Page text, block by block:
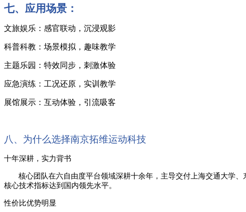
七、 应用场景：
文旅娱乐：感官联动，沉浸观影
科普科教：场景模拟，趣味教学
主题乐园：特效同步，刺激体验
应急演练：工况还原，实训教学
展馆展示：互动体验，引流吸客
八、为什么选择南京拓维运动科技
十年深耕，实力背书
核心团队在六自由度平台领域深耕十余年，主导交付上海交通大学
核心技术指标达到国内领先水平。
性价比优势明显